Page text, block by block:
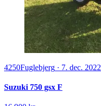
4250Fuglebjerg · 7. dec. 2022
Suzuki 750 gsx F